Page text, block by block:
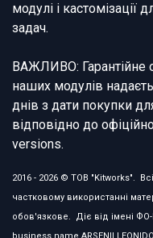
модулі і кастомізації
задач.
ВАЖЛИВО: Гарантійне
наших модулів
днів з дати покупки
відповідно до
versions.
2016 - 2026 © ТОВ "Kitworks".
частковому використанні
обов'язкове. Діє від імені